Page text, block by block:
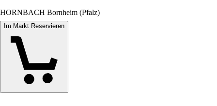
HORNBACH Bornheim (Pfalz)
Im Markt Reservieren